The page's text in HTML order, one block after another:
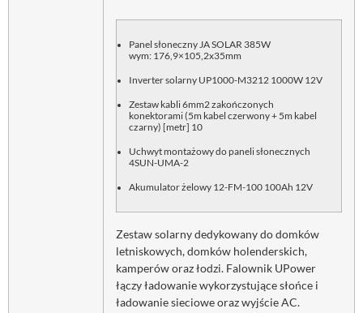
Panel słoneczny JA SOLAR 385W
wym: 176,9×105,2x35mm
Inverter solarny UP1000-M3212 1000W 12V
Zestaw kabli 6mm2 zakończonych
konektorami (5m kabel czerwony + 5m kabel
czarny) [metr] 10
Uchwyt montażowy do paneli słonecznych
4SUN-UMA-2
Akumulator żelowy 12-FM-100 100Ah 12V
Zestaw solarny dedykowany do domków
letniskowych, domków holenderskich,
kamperów oraz łodzi. Falownik UPower
łączy ładowanie wykorzystujące słońce i
ładowanie sieciowe oraz wyjście AC.